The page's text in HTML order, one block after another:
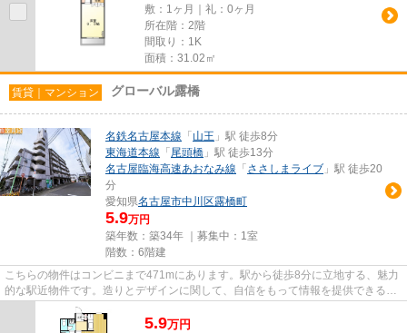
敷：1ヶ月｜礼：0ヶ月
所在階：2階
間取り：1K
面積：31.02㎡
賃貸｜マンション グローバル露橋
名鉄名古屋本線 「 山王 」駅 徒歩8分
東海道本線 「 尾頭橋 」駅 徒歩13分
名古屋臨海高速あおなみ線 「 ささしまライブ 」駅 徒歩20
分
愛知県名古屋市中川区露橋町
5.9万円
築年数：築34年 ｜募集中： 1室
階数：6階建
こちらの物件はコンビニまで471mにあります。駅から徒歩8分に立地する、魅力
的な駅近物件です。造りとデザインに関して、自信をもって情報を提供できるマ
ンションです。様々な場所への...
5.9万円